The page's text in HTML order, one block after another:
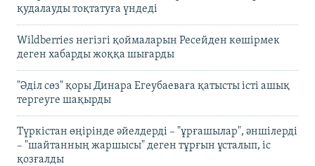
қудалауды тоқтатуға үндеді
Wildberries негізгі қоймаларын Ресейден көшірмек
деген хабарды жоққа шығарды
"Әділ сөз" қоры Динара Егеубаеваға қатысты істі ашық
тергеуге шақырды
Түркістан өңірінде әйелдерді – "ұрғашылар", әншілерді
– "шайтанның жаршысы" деген тұрғын ұсталып, іс
қозғалды